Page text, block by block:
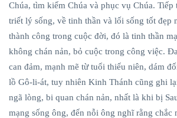
Chúa, tìm kiếm Chúa và phục vụ Chúa. Tiếp
triết lý sống, về tinh thần và lối sống tốt đẹp
thành công trong cuộc đời, đó là tinh thần
không chán nản, bỏ cuộc trong công việc.
can đảm, mạnh mẽ từ tuổi thiếu niên, dám
lồ Gô-li-át, tuy nhiên Kinh Thánh cũng ghi
ngã lòng, bi quan chán nản, nhất là khi bị
mạng sống ông, đến nỗi ông nghĩ rằng chắc